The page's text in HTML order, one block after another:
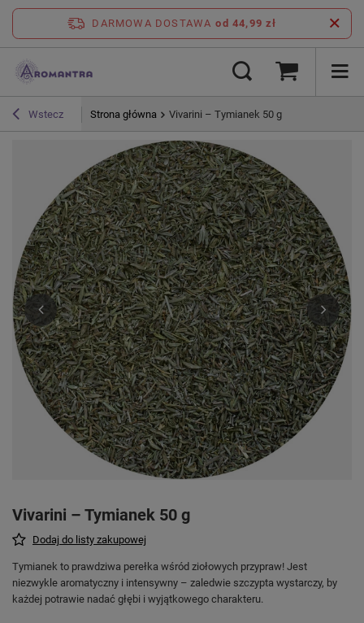
DARMOWA DOSTAWA od 44,99 zł
Wstecz Strona główna Vivarini – Tymianek 50 g
Vivarini – Tymianek 50 g
Dodaj do listy zakupowej
Tymianek to prawdziwa perełka wśród ziołowych przypraw! Jest
niezwykle aromatyczny i intensywny – zaledwie szczypta wystarczy, by
każdej potrawie nadać głębi i wyjątkowego charakteru.